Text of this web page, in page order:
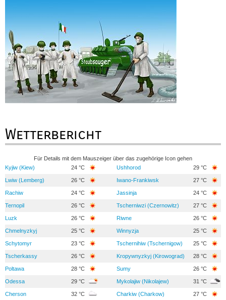
Wetterbericht
Für Details mit dem Mauszeiger über das zugehörige Icon gehen
Kyjiw (Kiew)
24 °C Ushhorod 29 °C
Lwiw (Lemberg) 26 °C Iwano-Frankiwsk 27 °C
Rachiw 24 °C Jassinja 24 °C
Ternopil 26 °C Tscherniwzi (Czernowitz) 27 °C
Luzk 26 °C Riwne 26 °C
Chmelnyzkyj 25 °C Winnyzja 25 °C
Schytomyr 23 °C Tschernihiw (Tschernigow) 25 °C
Tscherkassy 26 °C Kropywnyzkyj (Kirowograd) 28 °C
Poltawa 28 °C Sumy 26 °C
Odessa 29 °C Mykolajiw (Nikolajew) 31 °C
Cherson 32 °C Charkiw (Charkow) 27 °C